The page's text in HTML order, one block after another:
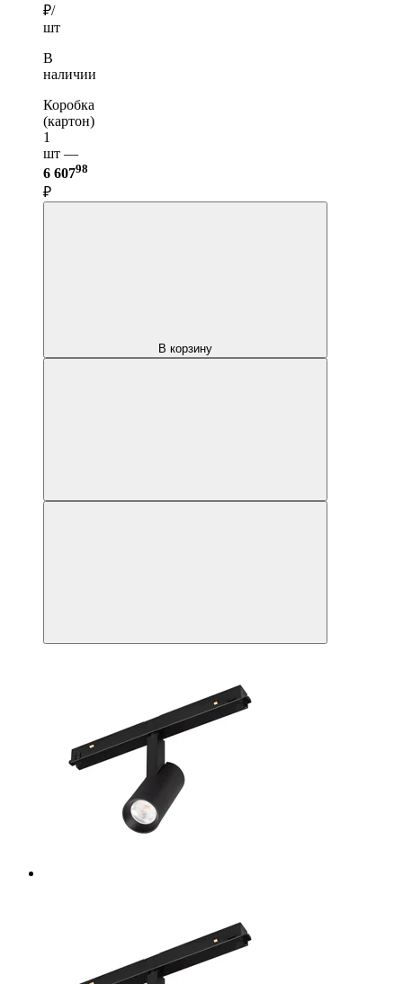
₽/
шт
В
наличии
Коробка
(картон)
1
шт —
6 60798
₽
В корзину